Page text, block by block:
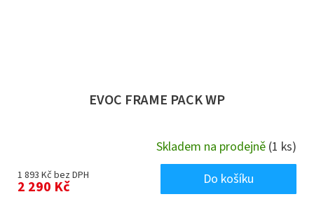
EVOC FRAME PACK WP
Skladem na prodejně (1 ks)
1 893 Kč bez DPH
2 290 Kč
Do košíku